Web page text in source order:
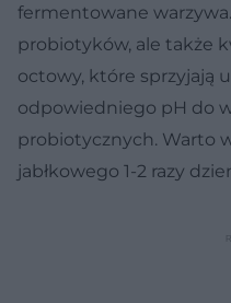
fermentowane
probiotyków, ale także
octowy, które sprzyjają
odpowiedniego pH do
probiotycznych. Warto
jabłkowego 1-2 razy